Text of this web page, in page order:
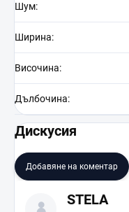
Шум:
Ширина:
Височина:
Дълбочина:
Дискусия
Добавяне на коментар
STELA